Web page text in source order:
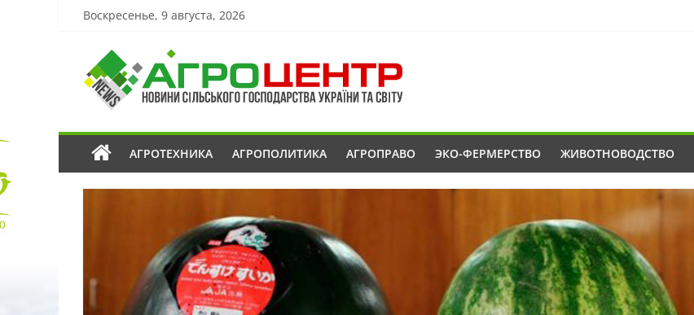
Воскресенье, 9 августа, 2026
АГРОТЕХНИКА АГРОПОЛИТИКА АГРОПРАВО ЭКО-ФЕРМЕРСТВО ЖИВОТНОВОДСТВО